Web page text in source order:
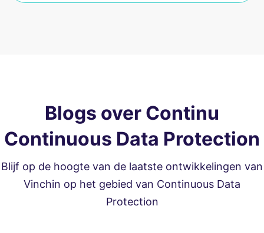
Blogs over Continu
Continuous Data Protection
Blijf op de hoogte van de laatste ontwikkelingen van
Vinchin op het gebied van Continuous Data
Protection